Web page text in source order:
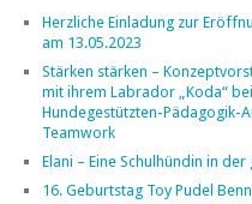
Herzliche Einladung zur
am 13.05.2023
Stärken stärken –
mit ihrem Labrador „Koda“
Hundegestützten-Pädagogik-
Teamwork
Elani – Eine Schulhündin in
16. Geburtstag Toy Pudel